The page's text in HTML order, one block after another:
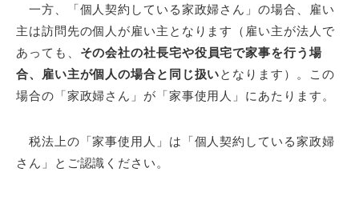
一方、「個人契約している家政婦さん」の場合、雇い
主は訪問先の個人が雇い主となります（雇い主が法人で
あっても、 その会社の社長宅や役員宅で家事を行う場
合、雇い主が個人の場合と同じ扱いとなります）。この
場合の「家政婦さん」が「家事使用人」にあたります。
税法上の「家事使用人」は「個人契約している家政婦
さん」とご認識ください。